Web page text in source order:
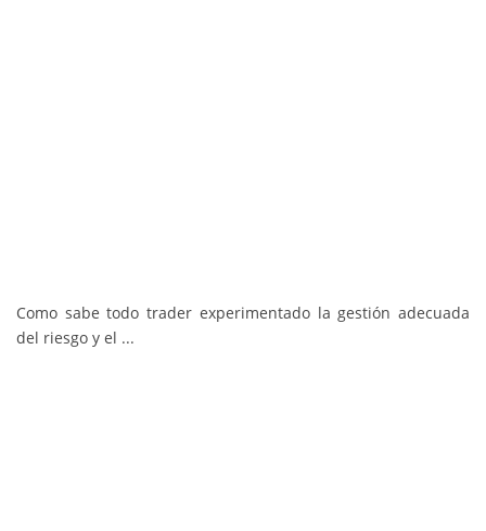
Como sabe todo trader experimentado la gestión adecuada
del riesgo y el ...